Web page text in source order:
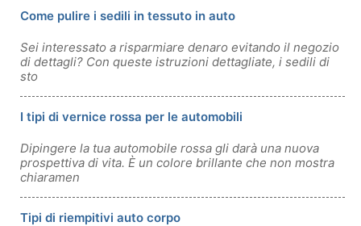
Come pulire i sedili in tessuto in auto
Sei interessato a risparmiare denaro evitando il negozio
di dettagli? Con queste istruzioni dettagliate, i sedili di
sto
I tipi di vernice rossa per le automobili
Dipingere la tua automobile rossa gli darà una nuova
prospettiva di vita. È un colore brillante che non mostra
chiaramen
Tipi di riempitivi auto corpo